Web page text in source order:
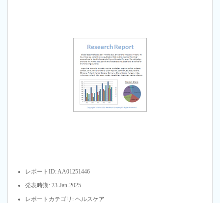
レポートID: AA01251446
発表時期: 23-Jan-2025
レポートカテゴリ: ヘルスケア